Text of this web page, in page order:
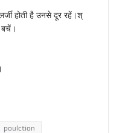
होती है उनसे दूर रहें।श्
बचें।
poulction